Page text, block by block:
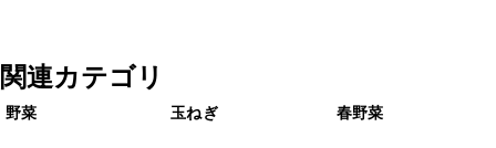
関連カテゴリ
野菜 玉ねぎ 春野菜